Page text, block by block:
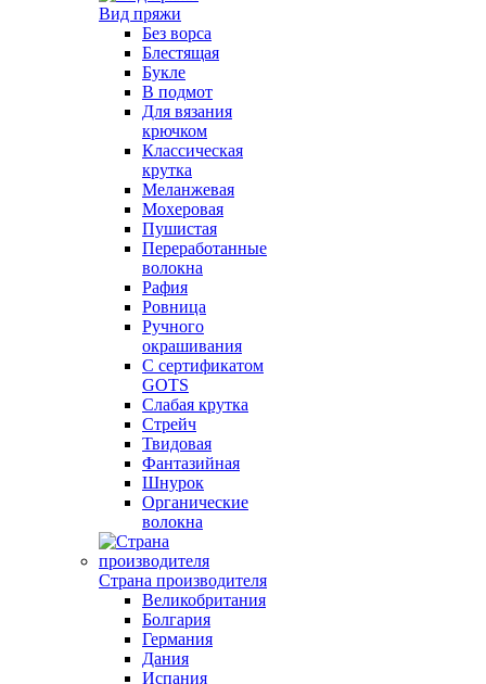
Вид пряжи
Без ворса
Блестящая
Букле
В подмот
Для вязания
крючком
Классическая
крутка
Меланжевая
Мохеровая
Пушистая
Переработанные
волокна
Рафия
Ровница
Ручного
окрашивания
С сертификатом
GOTS
Слабая крутка
Стрейч
Твидовая
Фантазийная
Шнурок
Органические
волокна
Страна производителя
Великобритания
Болгария
Германия
Дания
Испания